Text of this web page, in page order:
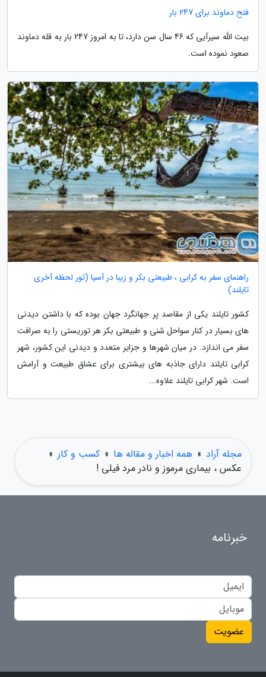
فتح دماوند برای 247 بار
بیت الله سیرآیی که 46 سال سن دارد، تا به امروز 247 بار به قله دماوند
صعود نموده است.
راهنمای سفر به کرابی ، طبیعتی بکر و زیبا در آسیا (تور لحظه آخری
تایلند)
کشور تایلند یکی از مقاصد پر جهانگرد جهان بوده که با داشتن دیدنی
های بسیار در کنار سواحل شنی و طبیعتی بکر هر توریستی را به صرافت
سفر می اندازد. در میان شهرها و جزایر متعدد و دیدنی این کشور، شهر
کرابی تایلند دارای جاذبه های بیشتری برای عشاق طبیعت و آرامش
است. شهر کرابی تایلند علاوه...
مجله آراد » همه اخبار و مقاله ها » کسب و کار »
عکس ، بیماری مرموز و نادر مرد فیلی !
خبرنامه
عضویت